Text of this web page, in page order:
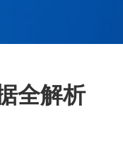
全解析